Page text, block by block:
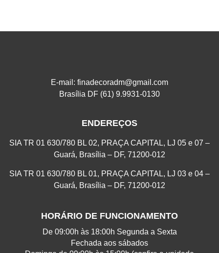
E-mail: finadecoradm@gmail.com
Brasília DF (61) 9.9931-0130
ENDEREÇOS
SIA TR 01 630/780 BL 02, PRAÇA CAPITAL, LJ 05 e 07 –
Guará, Brasília – DF, 71200-012
SIA TR 01 630/780 BL 01, PRAÇA CAPITAL, LJ 03 e 04 –
Guará, Brasília – DF, 71200-012
HORÁRIO DE FUNCIONAMENTO
De 09:00h às 18:00h Segunda a Sexta
Fechada aos sábados